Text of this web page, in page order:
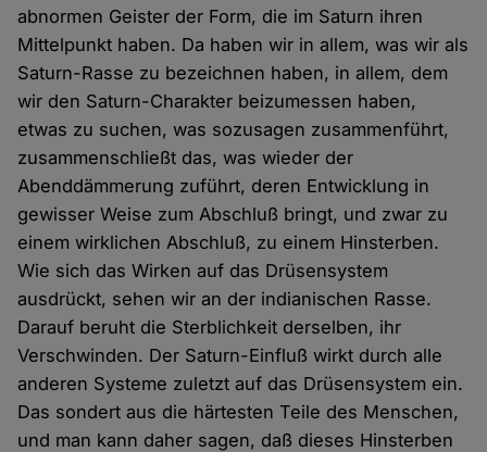
abnormen Geister der Form, die im Saturn ihren
Mittelpunkt haben. Da haben wir in allem, was wir als
Saturn-Rasse zu bezeichnen haben, in allem, dem
wir den Saturn-Charakter beizumessen haben,
etwas zu suchen, was sozusagen zusammenführt,
zusammenschließt das, was wieder der
Abenddämmerung zuführt, deren Entwicklung in
gewisser Weise zum Abschluß bringt, und zwar zu
einem wirklichen Abschluß, zu einem Hinsterben.
Wie sich das Wirken auf das Drüsensystem
ausdrückt, sehen wir an der indianischen Rasse.
Darauf beruht die Sterblichkeit derselben, ihr
Verschwinden. Der Saturn-Einfluß wirkt durch alle
anderen Systeme zuletzt auf das Drüsensystem ein.
Das sondert aus die härtesten Teile des Menschen,
und man kann daher sagen, daß dieses Hinsterben